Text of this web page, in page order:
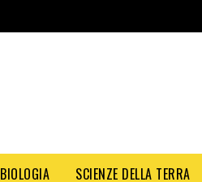
BIOLOGIA SCIENZE DELLA TERRA